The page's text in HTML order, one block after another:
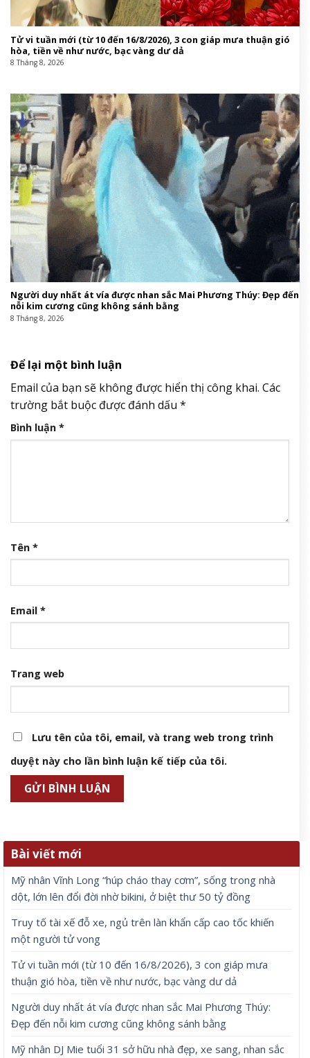
Tử vi tuần mới (từ 10 đến 16/8/2026), 3 con giáp mưa thuận gió
hòa, tiền về như nước, bạc vàng dư dả
8 Tháng 8, 2026
Người duy nhất át vía được nhan sắc Mai Phương Thúy: Đẹp đến
nỗi kim cương cũng không sánh bằng
8 Tháng 8, 2026
Để lại một bình luận
Email của bạn sẽ không được hiển thị công khai. Các
trường bắt buộc được đánh dấu *
Bình luận *
Tên *
Email *
Trang web
Lưu tên của tôi, email, và trang web trong trình
duyệt này cho lần bình luận kế tiếp của tôi.
Bài viết mới
Mỹ nhân Vĩnh Long “húp cháo thay cơm”, sống trong nhà
dột, lớn lên đổi đời nhờ bikini, ở biệt thư 50 tỷ đồng
Truy tố tài xế đỗ xe, ngủ trên làn khẩn cấp cao tốc khiến
một người tử vong
Tử vi tuần mới (từ 10 đến 16/8/2026), 3 con giáp mưa
thuận gió hòa, tiền về như nước, bạc vàng dư dả
Người duy nhất át vía được nhan sắc Mai Phương Thúy:
Đẹp đến nỗi kim cương cũng không sánh bằng
Mỹ nhân DJ Mie tuổi 31 sở hữu nhà đẹp, xe sang, nhan sắc